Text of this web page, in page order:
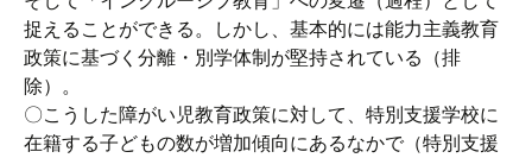
捉えることができる。しかし、基本的には能力主義教育
政策に基づく分離・別学体制が堅持されている（排
除）。
〇こうした障がい児教育政策に対して、特別支援学校に
在籍する子どもの数が増加傾向にあるなかで（特別支援